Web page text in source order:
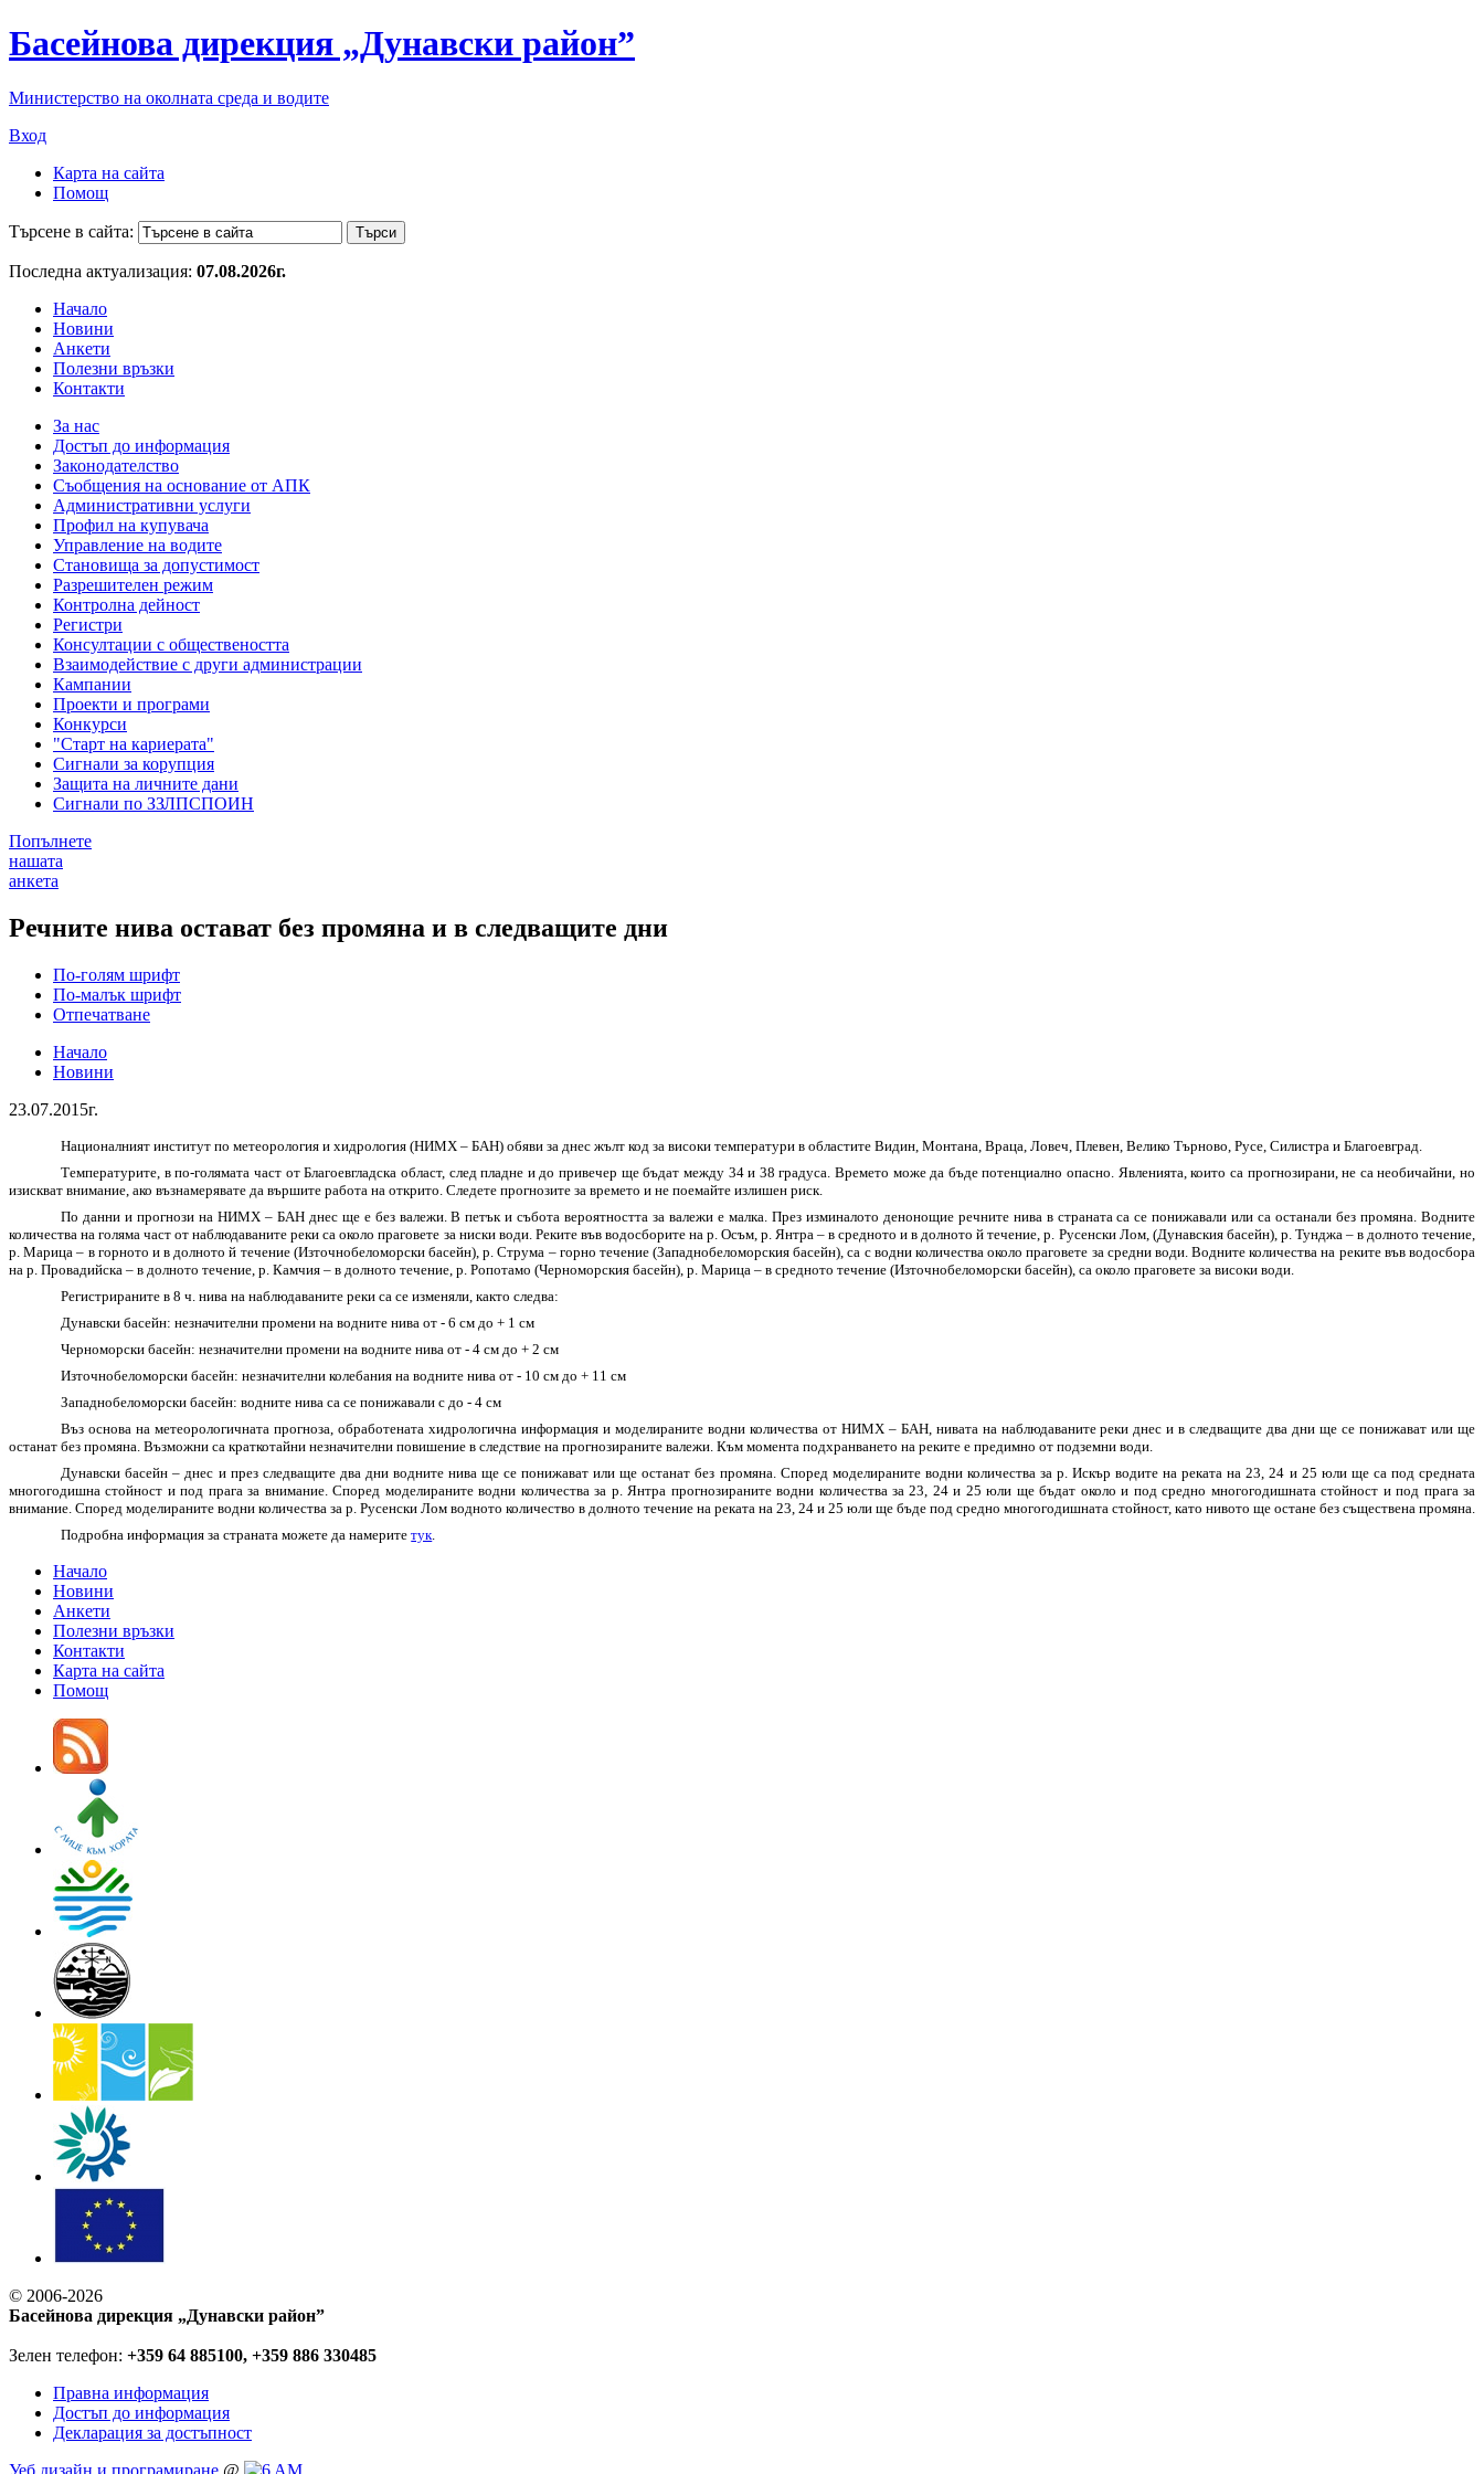
Басейнова дирекция „Дунавски район”
Министерство на околната среда и водите
Вход
Карта на сайта
Помощ
Търсене в сайта:
Последна актуализация: 07.08.2026г.
Начало
Новини
Анкети
Полезни връзки
Контакти
За нас
Достъп до информация
Законодателство
Съобщения на основание от АПК
Административни услуги
Профил на купувача
Управление на водите
Становища за допустимост
Разрешителен режим
Контролна дейност
Регистри
Консултации с обществеността
Взаимодействие с други администрации
Кампании
Проекти и програми
Конкурси
"Старт на кариерата"
Сигнали за корупция
Защита на личните дани
Сигнали по ЗЗЛПСПОИН
Попълнете
нашата
анкета
Речните нива остават без промяна и в следващите дни
По-голям шрифт
По-малък шрифт
Отпечатване
Начало
Новини
23.07.2015г.
Националният институт по метеорология и хидрология (НИМХ – БАН) обяви за днес жълт код за високи температури в областите Видин, Монтана, Враца, Ловеч, Плевен, Велико Търново, Русе, Силистра и Благоевград.
Температурите, в по-голямата част от Благоевгладска област, след пладне и до привечер ще бъдат между 34 и 38 градуса. Времето може да бъде потенциално опасно. Явленията, които са прогнозирани, не са необичайни, но
изискват внимание, ако възнамерявате да вършите работа на открито. Следете прогнозите за времето и не поемайте излишен риск.
По данни и прогнози на НИМХ – БАН днес ще е без валежи. В петък и събота вероятността за валежи е малка. През изминалото денонощие речните нива в страната са се понижавали или са останали без промяна. Водните
количества на голяма част от наблюдаваните реки са около праговете за ниски води. Реките във водосборите на р. Осъм, р. Янтра – в средното и в долното й течение, р. Русенски Лом, (Дунавския басейн), р. Тунджа – в долното течение,
р. Марица – в горното и в долното й течение (Източнобеломорски басейн), р. Струма – горно течение (Западнобеломорския басейн), са с водни количества около праговете за средни води. Водните количества на реките във водосбора
на р. Провадийска – в долното течение, р. Камчия – в долното течение, р. Ропотамо (Черноморския басейн), р. Марица – в средното течение (Източнобеломорски басейн), са около праговете за високи води.
Регистрираните в 8 ч. нива на наблюдаваните реки са се изменяли, както следва:
Дунавски басейн: незначителни промени на водните нива от - 6 см до + 1 см
Черноморски басейн: незначителни промени на водните нива от - 4 см до + 2 см
Източнобеломорски басейн: незначителни колебания на водните нива от - 10 см до + 11 см
Западнобеломорски басейн: водните нива са се понижавали с до - 4 см
Въз основа на метеорологичната прогноза, обработената хидрологична информация и моделираните водни количества от НИМХ – БАН, нивата на наблюдаваните реки днес и в следващите два дни ще се понижават или ще
останат без промяна. Възможни са краткотайни незначителни повишение в следствие на прогнозираните валежи. Към момента подхранването на реките е предимно от подземни води.
Дунавски басейн – днес и през следващите два дни водните нива ще се понижават или ще останат без промяна. Според моделираните водни количества за р. Искър водите на реката на 23, 24 и 25 юли ще са под средната
многогодишна стойност и под прага за внимание. Според моделираните водни количества за р. Янтра прогнозираните водни количества за 23, 24 и 25 юли ще бъдат около и под средно многогодишната стойност и под прага за
внимание. Според моделираните водни количества за р. Русенски Лом водното количество в долното течение на реката на 23, 24 и 25 юли ще бъдe под средно многогодишната стойност, като нивото ще остане без съществена промяна.
Подробна информация за страната можете да намеритетук
Начало
Новини
Анкети
Полезни връзки
Контакти
Карта на сайта
Помощ
© 2006-2026
Басейнова дирекция „Дунавски район”
Зелен телефон: +359 64 885100, +359 886 330485
Правна информация
Достъп до информация
Декларация за достъпност
Уеб дизайн и програмиране @